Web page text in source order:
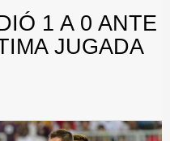
1 A 0 ANTE
JUGADA